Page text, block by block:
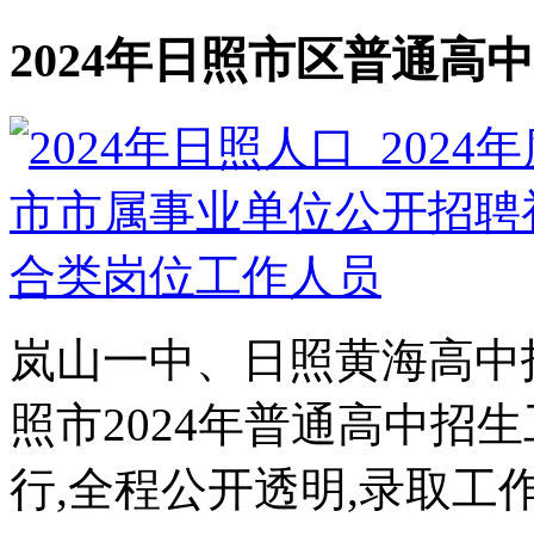
2024年日照市区普通高
岚山一中、日照黄海高
照市2024年普通高中招
行,全程公开透明,录取工